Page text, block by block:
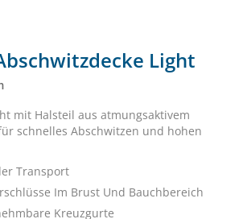
Light
mit Halsteil aus atmungsaktivem
schnelles Abschwitzen und hohen
Transport
Im Brust Und Bauchbereich
Kreuzgurte